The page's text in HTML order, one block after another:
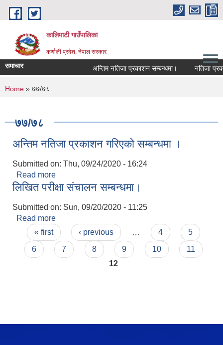
Skip to main content
कालिमाटी गाउँपालिका
कर्णाली प्रदेश, नेपाल सरकार
समाचार अन्तिम नतिजा प्रकाशन सम्बन्धमा। नतिजा
You are here
Home » ७७/७८
७७/७८
अन्तिम नतिजा प्रकाशन गरिएको सम्बन्धमा ।
Submitted on: Thu, 09/24/2020 - 16:24
Read more
लिखित परीक्षा संचालन सम्बन्धमा।
Submitted on: Sun, 09/20/2020 - 11:25
Read more
Pages
« first ‹ previous 4
5
6
7 8 9 10
11
12